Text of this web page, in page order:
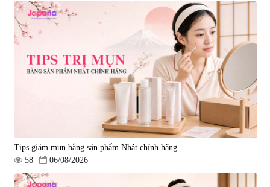
Tips giảm mụn bằng sản phẩm Nhật chính hãng
58
06/08/2026